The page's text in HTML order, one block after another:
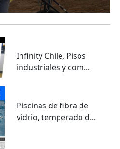
Infinity Chile, Pisos
industriales y com...
Piscinas de fibra de
vidrio, temperado d...